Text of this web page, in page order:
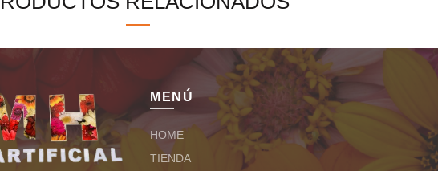
MENÚ
HOME
TIENDA